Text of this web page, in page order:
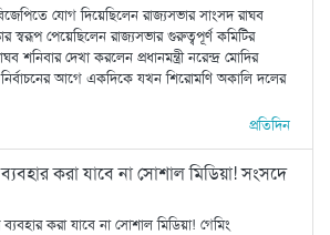
যোগ দিয়েছিলেন রাজ্যসভার সাংসদ রাঘব
স্বরূপ পেয়েছিলেন রাজ্যসভার গুরুত্বপূর্ণ কমিটির
শনিবার দেখা করলেন প্রধানমন্ত্রী নরেন্দ্র মোদির
নির্বাচনের আগে একদিকে যখন শিরোমণি অকালি দলের
প্রতিদিন
করা যাবে না সোশাল মিডিয়া! সংসদে
করা যাবে না সোশাল মিডিয়া! গেমিং